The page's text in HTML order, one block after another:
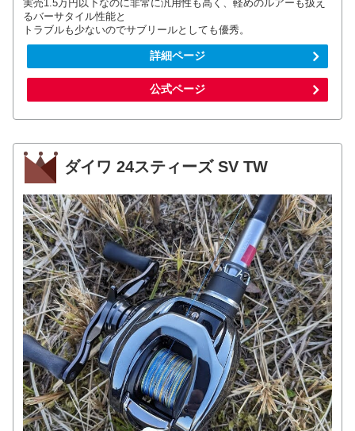
実売1.5万円以下なのに非常に汎用性も高く、軽めのルアーも扱え
るバーサタイル性能と
トラブルも少ないのでサブリールとしても優秀。
詳細ページ
公式ページ
ダイワ 24スティーズ SV TW